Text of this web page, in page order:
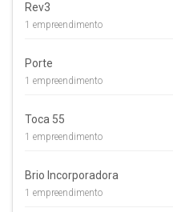
Rev3
1 empreendimento
Porte
1 empreendimento
Toca 55
1 empreendimento
Brio Incorporadora
1 empreendimento